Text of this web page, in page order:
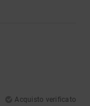
Acquisto verificato